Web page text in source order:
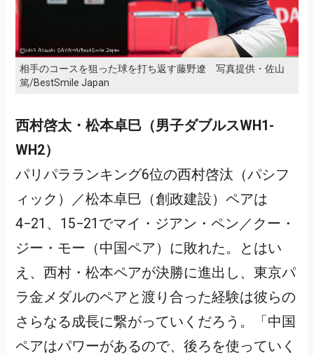
相手のコースを狙った球を打ち返す藤野遼 写真提供・佐山
篤/BestSmile Japan
西村啓太・松本卓巳（男子ダブルスWH1-
WH2）
パリパラランキング6位の西村啓汰（パシフ
ィック）／松本卓巳（創政建設）ペアは
4−21、15−21でマイ・ジアン・ペン／クー・
ジー・モー（中国ペア）に敗れた。とはい
え、西村・松本ペアが決勝に進出し、東京パ
ラ金メダルのペアと渡り合った経験は彼らの
さらなる成長に繋がっていくだろう。「中国
ペアはパワーがあるので、後ろを使っていく